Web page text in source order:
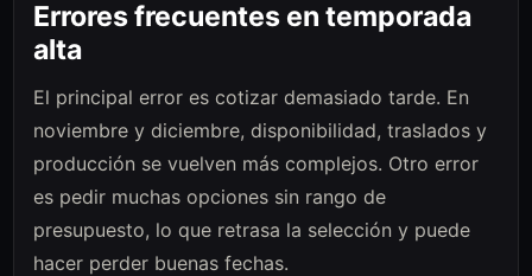
Errores frecuentes en temporada
alta
El principal error es cotizar demasiado tarde. En
noviembre y diciembre, disponibilidad, traslados y
producción se vuelven más complejos. Otro error
es pedir muchas opciones sin rango de
presupuesto, lo que retrasa la selección y puede
hacer perder buenas fechas.